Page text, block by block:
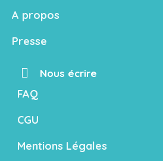
A propos
Presse
Nous écrire
FAQ
CGU
Mentions Légales